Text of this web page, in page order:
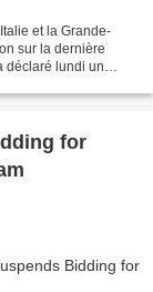
et la Grande-
sur la dernière
déclaré lundi un
for